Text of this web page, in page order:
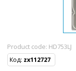
Product code: HD753LJ
Код: zx112727